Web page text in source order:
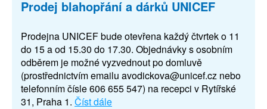
Prodej blahopřání a dárků UNICEF
Prodejna UNICEF bude otevřena každý čtvrtek o 11
do 15 a od 15.30 do 17.30. Objednávky s osobním
odběrem je možné vyzvednout po domluvě
(prostřednictvím emailu avodickova@unicef.cz nebo
telefonním čísle 606 655 547) na recepci v Rytířské
31, Praha 1. Číst dále